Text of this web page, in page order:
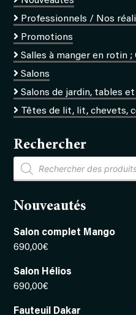
Professionnels / Nos
Promotions
Salles à manger en rotin
Salons
Salons de jardin, tables
Têtes de lit, lit, chevets,
Rechercher
Recherche
de
produits
Nouveautés
Salon complet Mango
690,00€
Salon Hélios
690,00€
Fauteuil Dakar